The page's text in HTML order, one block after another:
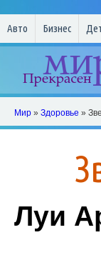
Авто Бизнес
Мир » Здоровье »
Луи